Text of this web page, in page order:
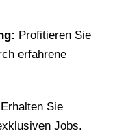
Profitieren Sie
erfahrene
Erhalten Sie
Jobs.